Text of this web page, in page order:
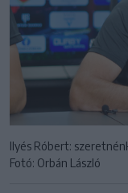
Ilyés Róbert:
Fotó: Orbán László